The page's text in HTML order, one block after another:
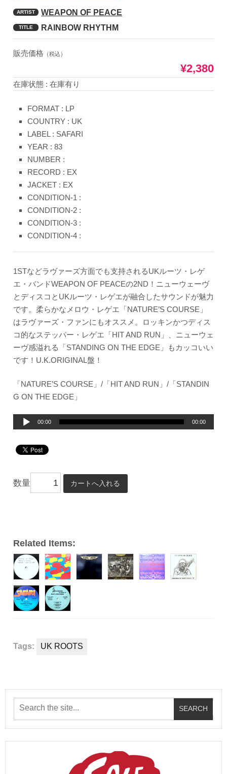
ARTIST WEAPON OF PEACE
TITLE RAINBOW RHYTHM
販売価格 （税込）
¥2,380
在庫状態 : 在庫有り
FORMAT : LP
COUNTRY : UK
LABEL : SAFARI
YEAR : 83
NUMBER :
RECORD : EX
JACKET : EX
CONDITION-1 :
CONDITION-2 :
CONDITION-3 :
CONDITION-4 :
1STなどラヴァーズ方面でも支持されるUKルーツ・レゲ
エ・バンドWEAPON OF PEACEの2ND！ニューウェーヴ
とディスコとUKルーツ・レゲエが融合したサウンドが魅力
です。柔らかなメロウ・レゲエ「NATURE’S COURSE」
はラヴァーズ・ファンにもオススメ。ロッキンかつディス
コ的なステッパー・レゲエ「HIT AND RUN」、ニューウェ
ーヴ感溢れる「STANDING ON THE EDGE」もカッコいい
です！U.K.ORIGINAL盤！
「NATURE’S COURSE」/「HIT AND RUN」/「STANDIN
G ON THE EDGE」
プ
ヤ
00:00 00:00
数量
Related Items:
Tags: UK ROOTS